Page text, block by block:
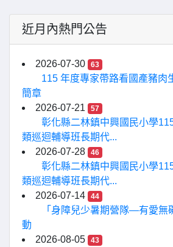
近月內熱門公告
2026-07-30 63
115 年度專家帶路看國產豬肉
簡章
2026-07-21
57
彰化縣二林鎮中興國民小學
類巡迴輔導班長期代...
2026-07-28
46
彰化縣二林鎮中興國民小學
類巡迴輔導班長期代...
2026-07-14
44
「身障兒少暑期營隊—有愛無
動
2026-08-05
43